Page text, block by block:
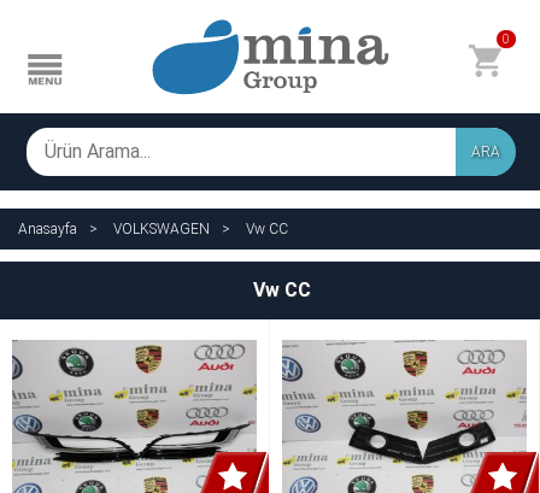
0
ARA
Anasayfa VOLKSWAGEN Vw CC
Vw CC